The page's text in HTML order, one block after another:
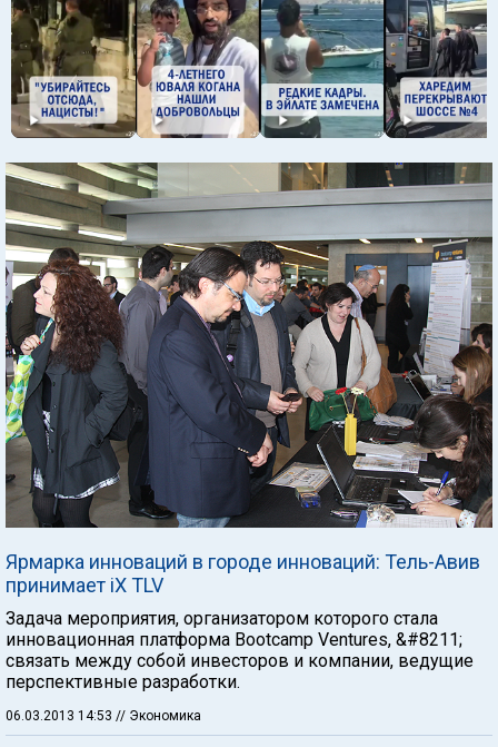
Ярмарка инноваций в городе инноваций: Тель-Авив
принимает iX TLV
Задача мероприятия, организатором которого стала
инновационная платформа Bootcamp Ventures, &#8211;
связать между собой инвесторов и компании, ведущие
перспективные разработки.
06.03.2013 14:53 // Экономика